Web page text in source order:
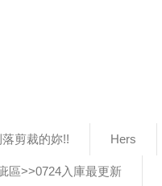
剪裁的妳!! Hers
區>>0724入庫最更新